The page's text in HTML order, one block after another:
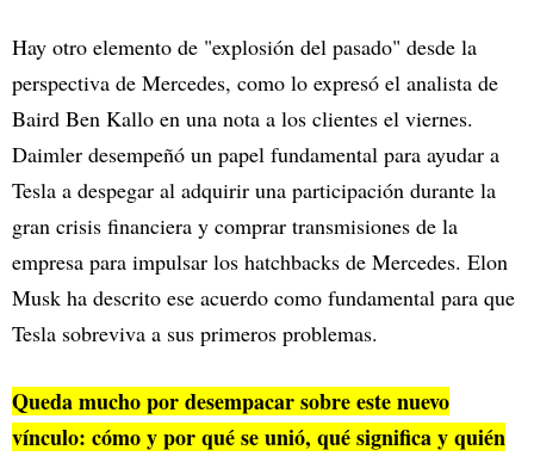
Hay otro elemento de "explosión del pasado" desde la
perspectiva de Mercedes, como lo expresó el analista de
Baird Ben Kallo en una nota a los clientes el viernes.
Daimler desempeñó un papel fundamental para ayudar a
Tesla a despegar al adquirir una participación durante la
gran crisis financiera y comprar transmisiones de la
empresa para impulsar los hatchbacks de Mercedes. Elon
Musk ha descrito ese acuerdo como fundamental para que
Tesla sobreviva a sus primeros problemas.
Queda mucho por desempacar sobre este nuevo
vínculo: cómo y por qué se unió, qué significa y quién